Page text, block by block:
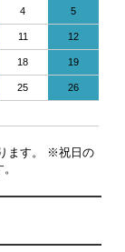
4 5
11 12
18 19
25 26
ます。 ※祝日の